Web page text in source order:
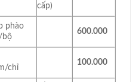
cấp)
phào
bộ
600.000
chỉ
100.000